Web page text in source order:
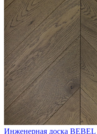
Инженерная доска